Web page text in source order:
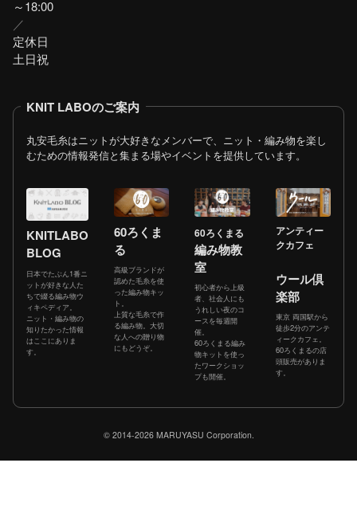
～18:00
／
定休日
土日祝
KNIT LABOのご案内
丸安毛糸はニットが大好きなメンバーで、ニット・編み物を楽し
むための情報発信と集まる場やイベントを提供しています。
KNITLABO
BLOG
日本でたぶん1番ニ
ットが好きな人た
ちで綴る編み物ウ
ィキペディア。
ニット・編み物の
知りたかった情報
はここにありま
す。
60ろくま
る
高級ブランドが
認めた毛糸を使
った編み物キッ
ト。
上質な毛糸で作
る編み物。大切
な人への贈り物
にもどうぞ。
60ろくまる
編み物教
室
初心者から上級
者、社会人にも
うれしい夜のコ
ースを毎週開
催。
60ろくまる編み
物キットを使っ
たワークショッ
プも開催。
アンティー
クカフェ
ウール倶
楽部
東京 両国駅から
徒歩2分のアンテ
ィークカフェ。
60ろくまるの店
頭販売がありま
す。
© 2014-2026 MARUYASU Corporation.